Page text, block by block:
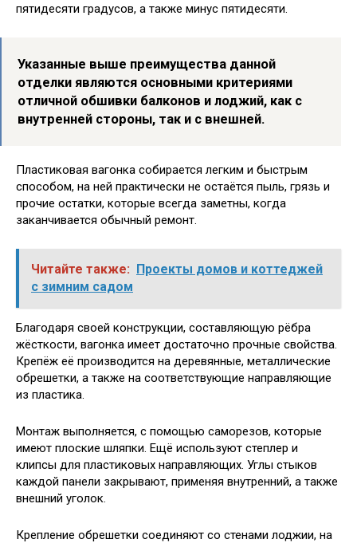
пятидесяти градусов, а также минус пятидесяти.
Указанные выше преимущества данной
отделки являются основными критериями
отличной обшивки балконов и лоджий, как с
внутренней стороны, так и с внешней.
Пластиковая вагонка собирается легким и быстрым
способом, на ней практически не остаётся пыль, грязь и
прочие остатки, которые всегда заметны, когда
заканчивается обычный ремонт.
Читайте также: Проекты домов и коттеджей
с зимним садом
Благодаря своей конструкции, составляющую рёбра
жёсткости, вагонка имеет достаточно прочные свойства.
Крепёж её производится на деревянные, металлические
обрешетки, а также на соответствующие направляющие
из пластика.
Монтаж выполняется, с помощью саморезов, которые
имеют плоские шляпки. Ещё используют степлер и
клипсы для пластиковых направляющих. Углы стыков
каждой панели закрывают, применяя внутренний, а также
внешний уголок.
Крепление обрешетки соединяют со стенами лоджии, на